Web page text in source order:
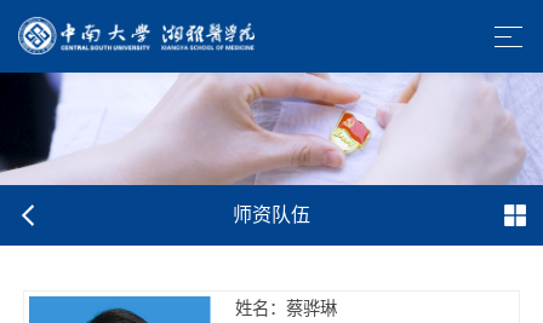
师资队伍
姓名：蔡骅琳